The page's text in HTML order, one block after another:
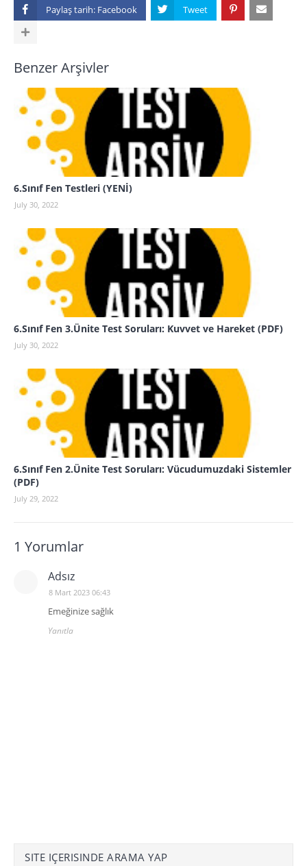
Paylaş tarih:
Benzer Arşivler
6.Sınıf Fen Testleri (YENİ)
July 30, 2022
6.Sınıf Fen 3.Ünite Test Soruları: Kuvvet ve Hareket (PDF)
July 30, 2022
6.Sınıf Fen 2.Ünite Test Soruları: Vücudumuzdaki Sistemler
(PDF)
July 29, 2022
1 Yorumlar
Adsız
8 Mart 2023 06:43
Emeğinize sağlık
Yanıtla
SITE IÇERISINDE ARAMA YAP